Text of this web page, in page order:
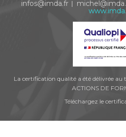
infos@imda.fr
La certification qualité a été délivrée au
ACTIONS DE
Téléchargez le